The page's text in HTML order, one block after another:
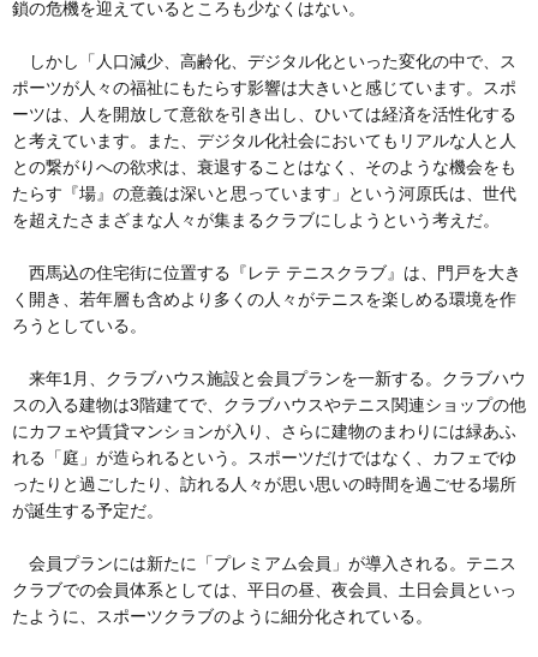
鎖の危機を迎えているところも少なくはない。
しかし「人口減少、高齢化、デジタル化といった変化の中で、ス
ポーツが人々の福祉にもたらす影響は大きいと感じています。スポ
ーツは、人を開放して意欲を引き出し、ひいては経済を活性化する
と考えています。また、デジタル化社会においてもリアルな人と人
との繋がりへの欲求は、衰退することはなく、そのような機会をも
たらす『場』の意義は深いと思っています」という河原氏は、世代
を超えたさまざまな人々が集まるクラブにしようという考えだ。
西馬込の住宅街に位置する『レテ テニスクラブ』は、門戸を大き
く開き、若年層も含めより多くの人々がテニスを楽しめる環境を作
ろうとしている。
来年1月、クラブハウス施設と会員プランを一新する。クラブハウ
スの入る建物は3階建てで、クラブハウスやテニス関連ショップの他
にカフェや賃貸マンションが入り、さらに建物のまわりには緑あふ
れる「庭」が造られるという。スポーツだけではなく、カフェでゆ
ったりと過ごしたり、訪れる人々が思い思いの時間を過ごせる場所
が誕生する予定だ。
会員プランには新たに「プレミアム会員」が導入される。テニス
クラブでの会員体系としては、平日の昼、夜会員、土日会員といっ
たように、スポーツクラブのように細分化されている。